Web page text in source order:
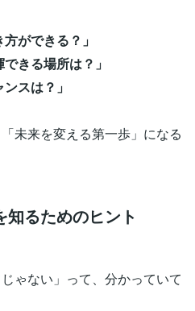
ができる？」
きる場所は？」
スは？」
未来を変える第一歩」になる
るためのヒント
ゃない」って、分かっていて